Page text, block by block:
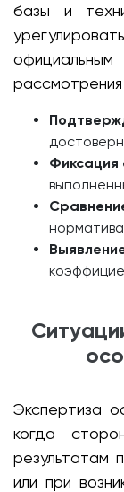
базы и
Фиксация
Экспертиза
когда
результатам
или при